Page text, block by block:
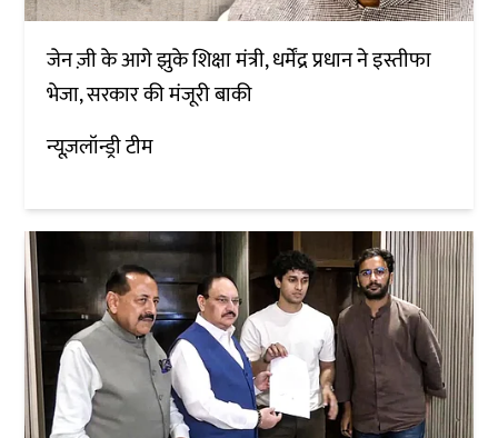
जेन ज़ी के आगे झुके शिक्षा मंत्री, धर्मेंद्र प्रधान ने इस्तीफा
भेजा, सरकार की मंजूरी बाकी
न्यूज़लॉन्ड्री टीम